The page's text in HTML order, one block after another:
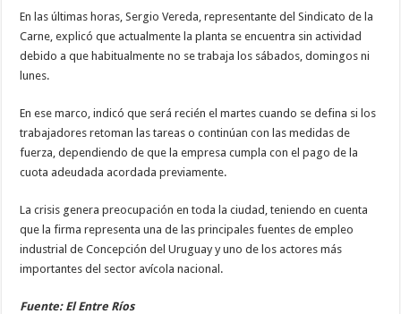
En las últimas horas, Sergio Vereda, representante del Sindicato de la
Carne, explicó que actualmente la planta se encuentra sin actividad
debido a que habitualmente no se trabaja los sábados, domingos ni
lunes.
En ese marco, indicó que será recién el martes cuando se defina si los
trabajadores retoman las tareas o continúan con las medidas de
fuerza, dependiendo de que la empresa cumpla con el pago de la
cuota adeudada acordada previamente.
La crisis genera preocupación en toda la ciudad, teniendo en cuenta
que la firma representa una de las principales fuentes de empleo
industrial de Concepción del Uruguay y uno de los actores más
importantes del sector avícola nacional.
Fuente: El Entre Ríos